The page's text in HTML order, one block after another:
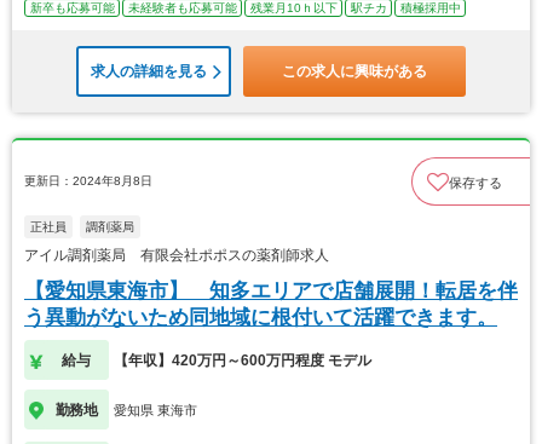
新卒も応募可能 未経験者も応募可能 残業月10ｈ以下 駅チカ 積極採用中
求人の詳細を見る この求人に興味がある
更新日：2024年8月8日 保存する
正社員 調剤薬局
アイル調剤薬局 有限会社ポポスの薬剤師求人
【愛知県東海市】 知多エリアで店舗展開！転居を伴
う異動がないため同地域に根付いて活躍できます。
給与 【年収】420万円～600万円程度 モデル
勤務地 愛知県 東海市